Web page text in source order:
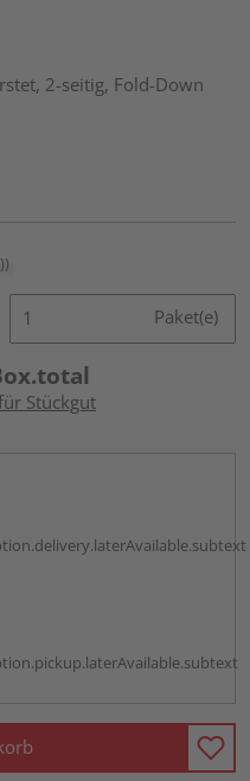
2-seitig, Fold-Down
Paket(e)
Stückgut